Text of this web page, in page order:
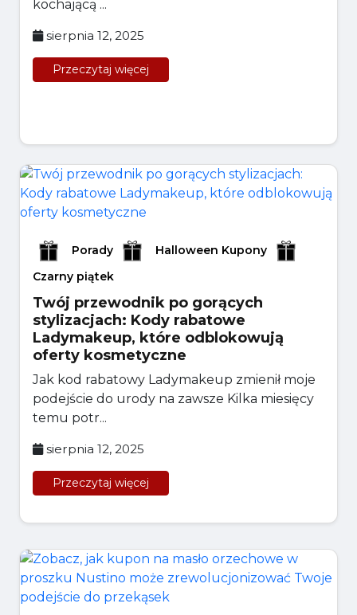
kochającą ...
sierpnia 12, 2025
Przeczytaj więcej
Porady
Halloween Kupony
Czarny piątek
Twój przewodnik po gorących
stylizacjach: Kody rabatowe
Ladymakeup, które odblokowują
oferty kosmetyczne
Jak kod rabatowy Ladymakeup zmienił moje
podejście do urody na zawsze Kilka miesięcy
temu potr...
sierpnia 12, 2025
Przeczytaj więcej